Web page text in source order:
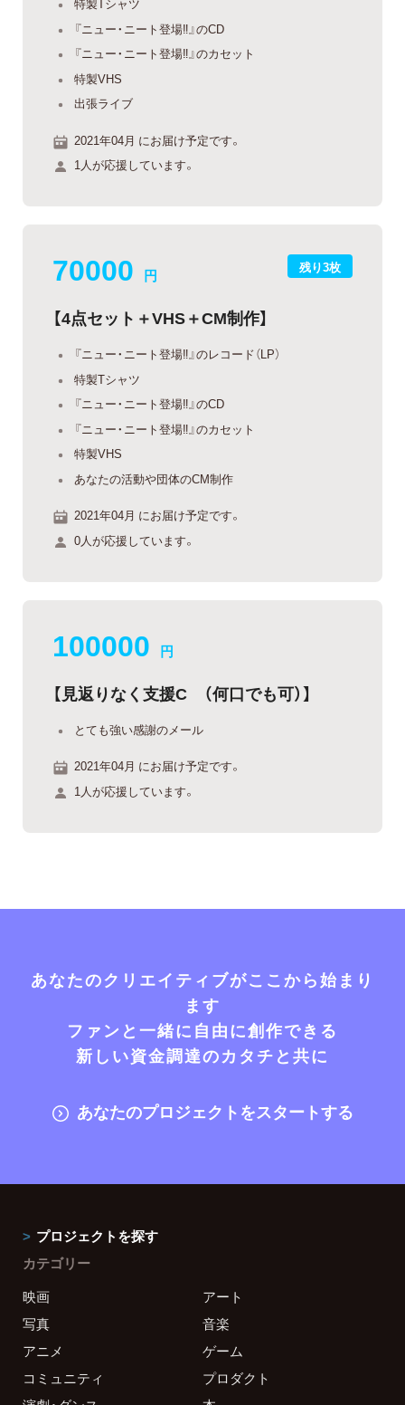
『ニュー・ニート登場‼』のCD
『ニュー・ニート登場‼』のカセット
特製VHS
出張ライブ
2021年04月 にお届け予定です。
1人が応援しています。
残り3枚
70000 円
【4点セット＋VHS＋CM制作】
『ニュー・ニート登場‼』のレコード（LP）
特製Tシャツ
『ニュー・ニート登場‼』のCD
『ニュー・ニート登場‼』のカセット
特製VHS
あなたの活動や団体のCM制作
2021年04月 にお届け予定です。
0人が応援しています。
100000 円
【見返りなく支援C （何口でも可）】
とても強い感謝のメール
2021年04月 にお届け予定です。
1人が応援しています。
あなたのクリエイティブがここから始まり
ます
ファンと一緒に自由に創作できる
新しい資金調達のカタチと共に
あなたのプロジェクトをスタートする
プロジェクトを探す
カテゴリー
映画
アート
写真
音楽
アニメ
ゲーム
コミュニティ
プロダクト